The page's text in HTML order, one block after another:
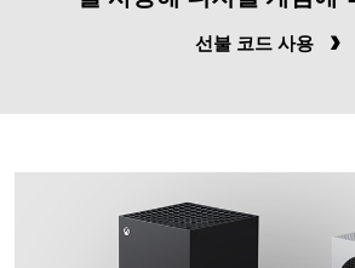
선불 코드 사용